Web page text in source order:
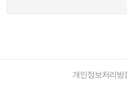
개인정보처리방